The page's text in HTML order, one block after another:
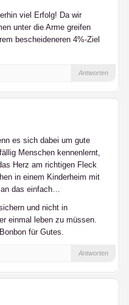
viel Erfolg! Da wir
unter die Arme greifen
bescheideneren 4%-Ziel
Antworten
es sich dabei um gute
Menschen kennenlernt,
Herz am richtigen Fleck
in einem Kinderheim mit
das einfach…
und nicht in
einmal leben zu müssen.
für Gutes.
Antworten